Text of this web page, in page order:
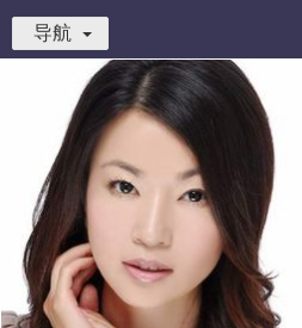
导航